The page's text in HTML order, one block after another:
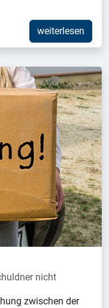
weiterlesen
nicht
zwischen der